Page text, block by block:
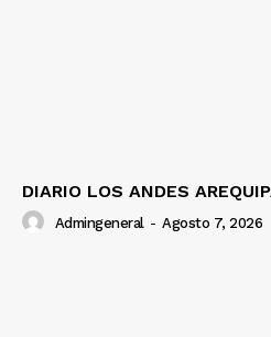
Prensa
DIARIO LOS ANDES
Admingeneral - Agosto 7, 2026